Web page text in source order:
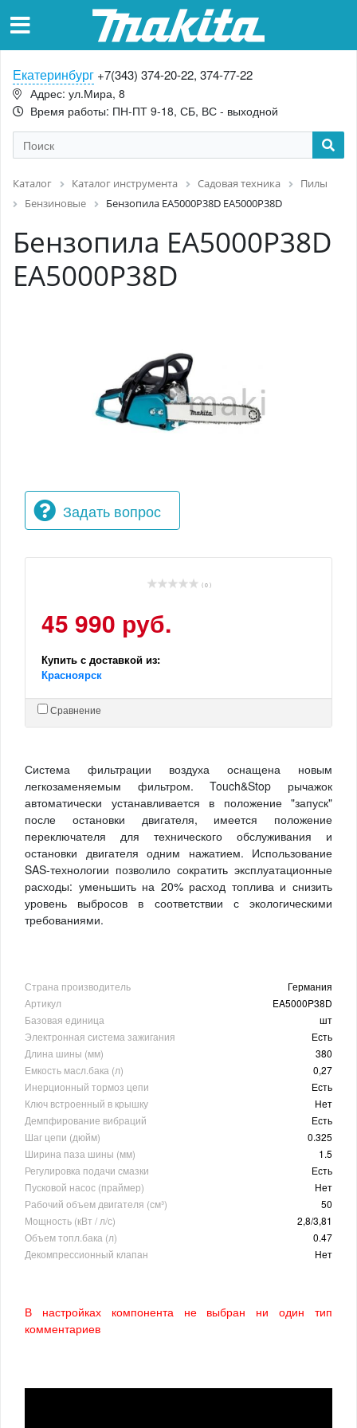
Екатеринбург +7(343) 374-20-22, 374-77-22
Адрес: ул.Мира, 8
Время работы: ПН-ПТ 9-18, СБ, ВС - выходной
Каталог Каталог инструмента Садовая техника
Пилы
Бензиновые
Бензопила EA5000P38D EA5000P38D
Бензопила EA5000P38D
EA5000P38D
Задать вопрос
( 0 )
45 990 руб.
Купить с доставкой из:
Красноярск
Сравнение
Система фильтрации воздуха оснащена новым
легкозаменяемым фильтром. Touch&Stop рычажок
автоматически устанавливается в положение "запуск"
после остановки двигателя, имеется положение
переключателя для технического обслуживания и
остановки двигателя одним нажатием. Использование
SAS-технологии позволило сократить эксплуатационные
расходы: уменьшить на 20% расход топлива и снизить
уровень выбросов в соответствии с экологическими
требованиями.
Страна производитель
Германия
Артикул
EA5000P38D
Базовая единица
шт
Электронная система зажигания
Есть
Длина шины (мм)
380
Емкость масл.бака (л)
0,27
Инерционный тормоз цепи
Есть
Ключ встроенный в крышку
Нет
Демпфирование вибраций
Есть
Шаг цепи (дюйм)
0.325
Ширина паза шины (мм)
1.5
Регулировка подачи смазки
Есть
Пусковой насос (праймер)
Нет
Рабочий объем двигателя (см³)
50
Мощность (кВт / л/с)
2,8/3,81
Объем топл.бака (л)
0.47
Декомпрессионный клапан
Нет
В настройках компонента не выбран ни один тип
комментариев